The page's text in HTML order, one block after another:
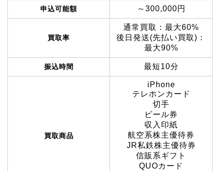
申込可能額 ～300,000円
買取率
通常買取：最大60%
後日発送(先払い買取)：
最大90%
振込時間 最短10分
買取商品
iPhone
テレホンカード
切手
ビール券
収入印紙
航空系株主優待券
JR私鉄株主優待券
信販系ギフト
QUOカード